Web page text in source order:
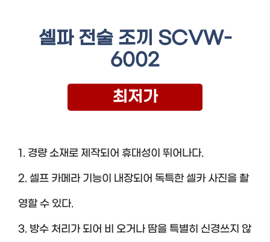
셀파 전술 조끼 SCVW-
6002
최저가
1. 경량 소재로 제작되어 휴대성이 뛰어나다.
2. 셀프 카메라 기능이 내장되어 독특한 셀카 사진을 촬
영할 수 있다.
3. 방수 처리가 되어 비 오거나 땀을 특별히 신경쓰지 않